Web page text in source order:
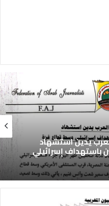
يدين استشهاد
باستهداف إسرائيلي